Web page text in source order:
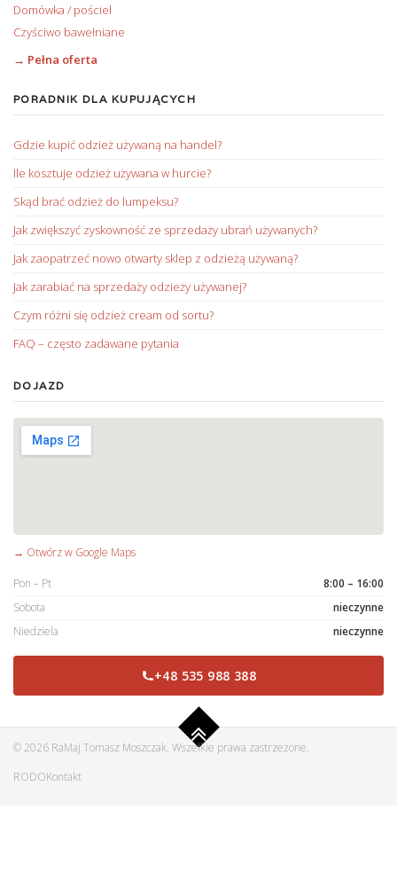
Domówka / pościel
Czyściwo bawełniane
→ Pełna oferta
PORADNIK DLA KUPUJĄCYCH
Gdzie kupić odzież używaną na handel?
Ile kosztuje odzież używana w hurcie?
Skąd brać odzież do lumpeksu?
Jak zwiększyć zyskowność ze sprzedaży ubrań używanych?
Jak zaopatrzeć nowo otwarty sklep z odzieżą używaną?
Jak zarabiać na sprzedaży odzieży używanej?
Czym różni się odzież cream od sortu?
FAQ – często zadawane pytania
DOJAZD
→ Otwórz w Google Maps
Pon – Pt
8:00 – 16:00
Sobota
nieczynne
Niedziela
nieczynne
+48 535 988 388
© 2026 RaMaj Tomasz Moszczak. Wszelkie prawa zastrzeżone.
RODOKontakt